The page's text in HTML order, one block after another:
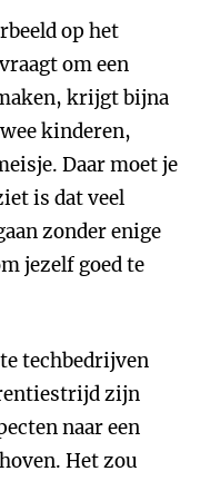
op het
om een
krijgt bijna
kinderen,
Daar moet je
is dat veel
zonder enige
jezelf goed te
techbedrijven
zijn
naar een
Het zou